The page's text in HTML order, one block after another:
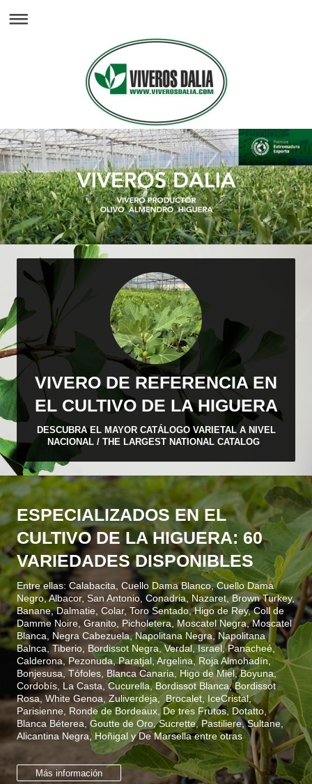
VIVERO DE REFERENCIA EN
EL CULTIVO DE LA HIGUERA
DESCUBRA EL MAYOR CATÁLOGO VARIETAL A NIVEL
NACIONAL / THE LARGEST NATIONAL CATALOG
ESPECIALIZADOS EN EL
CULTIVO DE LA HIGUERA: 60
VARIEDADES DISPONIBLES
Entre ellas: Calabacita, Cuello Dama Blanco, Cuello Dama
Negro, Albacor, San Antonio, Conadria, Nazaret, Brown Turkey,
Banane, Dalmatie, Colar, Toro Sentado, Higo de Rey, Coll de
Damme Noire, Granito, Picholetera, Moscatel Negra, Moscatel
Blanca, Negra Cabezuela, Napolitana Negra, Napolitana
Balnca, Tiberio, Bordissot Negra, Verdal, Israel, Panacheé,
Calderona, Pezonuda, Paratjal, Argelina, Roja Almohadín,
Bonjesusa, Tófoles, Blanca Canaria, Higo de Miel, Boyuna,
Cordobís, La Casta, Cucurella, Bordissot Blanca, Bordissot
Rosa, White Genoa, Zuliverdeja, Brocalet, IceCristal,
Parisienne, Ronde de Bordeaux, De tres Frutos, Dotatto,
Blanca Béterea, Goutte de Oro, Sucrette, Pastiliere, Sultane,
Alicantina Negra, Hoñigal y De Marsella entre otras
Más información